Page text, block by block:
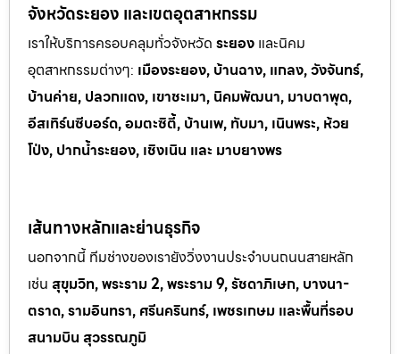
จังหวัดระยอง และเขตอุตสาหกรรม
เราให้บริการครอบคลุมทั่วจังหวัด ระยอง และนิคม
อุตสาหกรรมต่างๆ: เมืองระยอง, บ้านฉาง, แกลง, วังจันทร์,
บ้านค่าย, ปลวกแดง, เขาชะเมา, นิคมพัฒนา, มาบตาพุด,
อีสเทิร์นซีบอร์ด, อมตะซิตี้, บ้านเพ, ทับมา, เนินพระ, ห้วย
โป่ง, ปากน้ำระยอง, เชิงเนิน และ มาบยางพร
เส้นทางหลักและย่านธุรกิจ
นอกจากนี้ ทีมช่างของเรายังวิ่งงานประจำบนถนนสายหลัก
เช่น สุขุมวิท, พระราม 2, พระราม 9, รัชดาภิเษก, บางนา-
ตราด, รามอินทรา, ศรีนครินทร์, เพชรเกษม และพื้นที่รอบ
สนามบิน สุวรรณภูมิ